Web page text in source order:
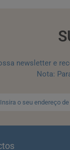
newsletter e
Nota: